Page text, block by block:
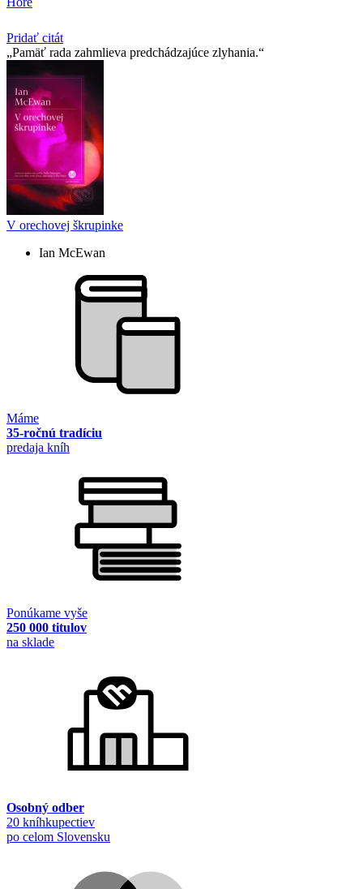
Pridať citát
Pamäť rada zahmlieva predchádzajúce zlyhania.
V orechovej škrupinke
Ian McEwan
Máme
35-ročnú tradíciu
predaja kníh
Ponúkame vyše
250 000 titulov
na sklade
Osobný odber
20 kníhkupectiev
po celom Slovensku